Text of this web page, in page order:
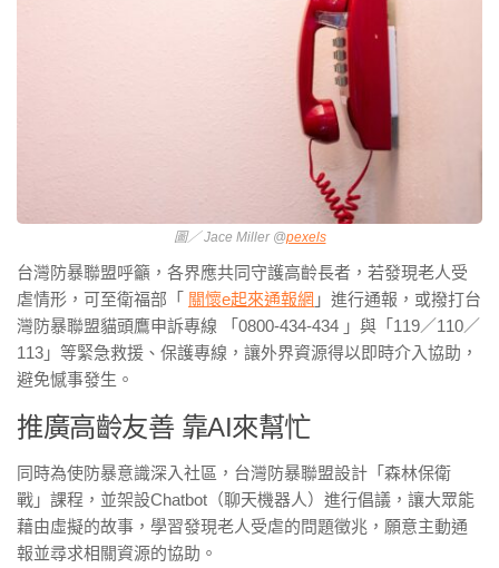
圖／ Jace Miller @pexels
台灣防暴聯盟呼籲，各界應共同守護高齡長者，若發現老人受
虐情形，可至衛福部「 關懷e起來通報網 」進行通報，或撥打台
灣防暴聯盟貓頭鷹申訴專線 「0800-434-434 」與「119／110／
113」等緊急救援、保護專線，讓外界資源得以即時介入協助，
避免憾事發生。
推廣高齡友善 靠AI來幫忙
同時為使防暴意識深入社區，台灣防暴聯盟設計「森林保衛
戰」課程，並架設Chatbot（聊天機器人）進行倡議，讓大眾能
藉由虛擬的故事，學習發現老人受虐的問題徵兆，願意主動通
報並尋求相關資源的協助。